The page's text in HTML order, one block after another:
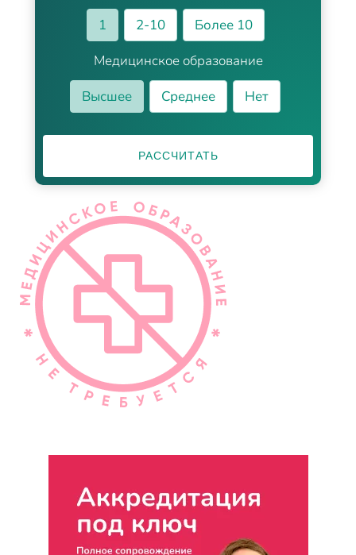
1
2-10
Более 10
Медицинское образование
Высшее
Среднее Нет
РАССЧИТАТЬ